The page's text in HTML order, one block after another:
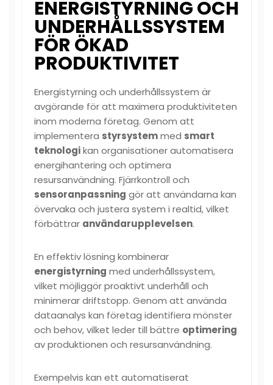
ENERGISTYRNING OCH
UNDERHÅLLSSYSTEM
FÖR ÖKAD
PRODUKTIVITET
Energistyrning och underhållssystem är
avgörande för att maximera produktiviteten
inom moderna företag. Genom att
implementera styrsystemmed smart
teknologikan organisationer automatisera
energihantering och optimera
resursanvändning. Fjärrkontroll och
sensoranpassning gör att användarna kan
övervaka och justera system i realtid, vilket
förbättrar användarupplevelsen.
En effektiv lösning kombinerar
energistyrning med underhållssystem,
vilket möjliggör proaktivt underhåll och
minimerar driftstopp. Genom att använda
dataanalys kan företag identifiera mönster
och behov, vilket leder till bättre optimering
av produktionen och resursanvändning.
Exempelvis kan ett automatiserat